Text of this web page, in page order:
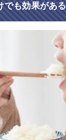
でも効果がある